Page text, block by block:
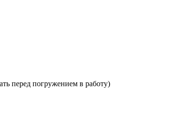
перед погружением в работу)